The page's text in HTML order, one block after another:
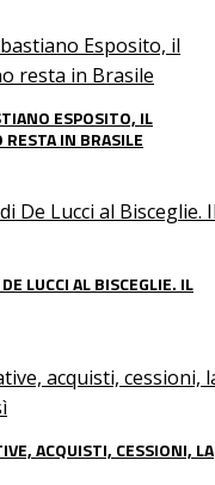
ESPOSITO, IL
IN BRASILE
LUCCI AL BISCEGLIE. IL
ACQUISTI, CESSIONI, LA